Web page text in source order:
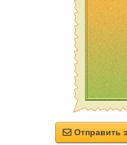
 Отправить